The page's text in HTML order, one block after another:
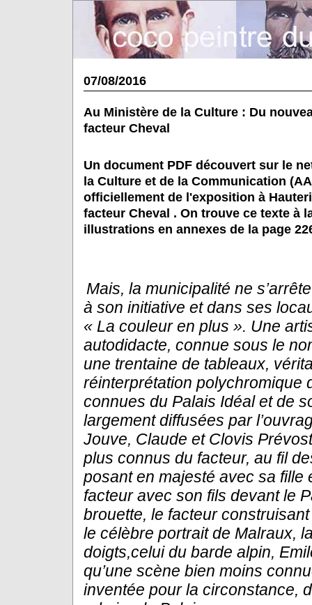
07/08/2016
Au Ministère de la Culture : Du
facteur Cheval
Un document PDF découvert sur le
la Culture et de la Communication
officiellement de l'exposition à
facteur Cheval . On trouve ce texte à
illustrations en annexes de la page
Mais, la municipalité ne
à son initiative et dans ses
« La couleur en plus ». Une
autodidacte, connue sous le
une trentaine de tableaux,
réinterprétation polychromique
connues du Palais Idéal et de
largementdiffusées par
Jouve, Claude et Clovis
plus connus du facteur, au fil
posant en majesté avec sa fille
facteur avec son fils devant le
brouette, le facteur
le célèbre portrait de Malraux,
doigts,celui du barde alpin,
qu’une scène bien moins
inventée pour la circonstance,